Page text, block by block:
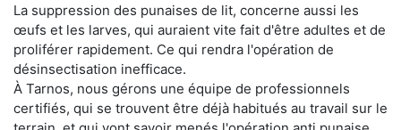
La suppression des punaises de lit, concerne aussi les
œufs et les larves, qui auraient vite fait d'être adultes et de
proliférer rapidement. Ce qui rendra l'opération de
désinsectisation inefficace.
À Tarnos, nous gérons une équipe de professionnels
certifiés, qui se trouvent être déjà habitués au travail sur le